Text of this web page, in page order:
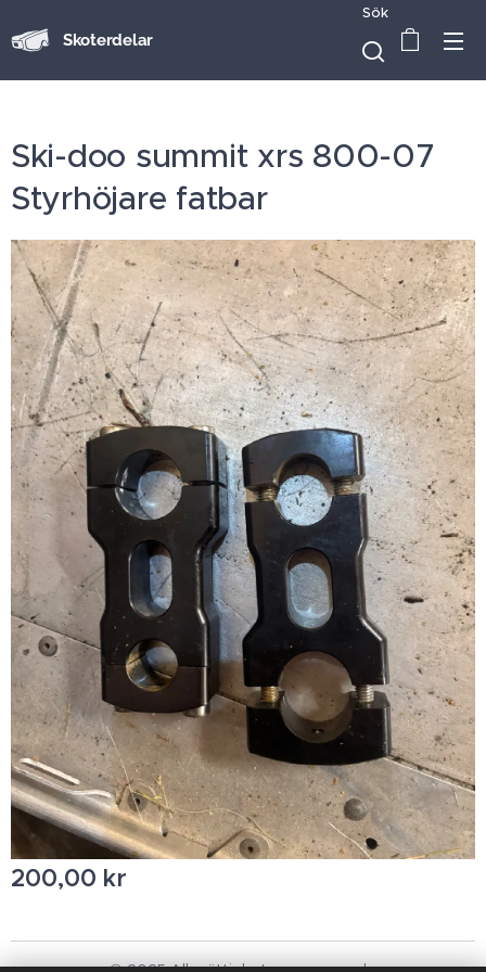
Skoterdelar
Sök
Ski-doo summit xrs 800-07
Styrhöjare fatbar
200,00 kr